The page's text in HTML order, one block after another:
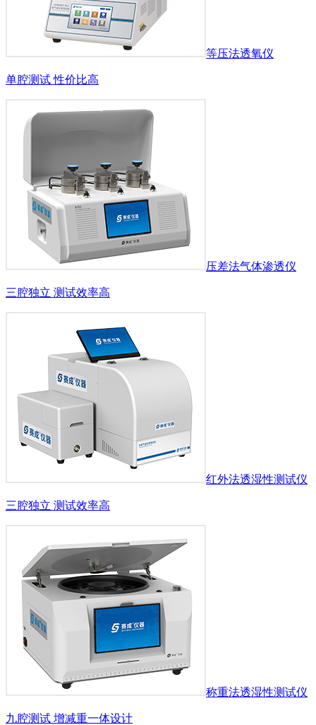
等压法透氧仪
单腔测试 性价比高
压差法气体渗透仪
三腔独立 测试效率高
红外法透湿性测试仪
三腔独立 测试效率高
称重法透湿性测试仪
九腔测试 增减重一体设计